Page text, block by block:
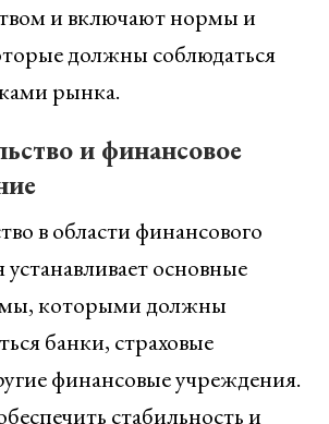
и включают нормы и
должны соблюдаться
рынка.
и финансовое
в области финансового
основные
которыми должны
банки, страховые
финансовые учреждения.
стабильность и